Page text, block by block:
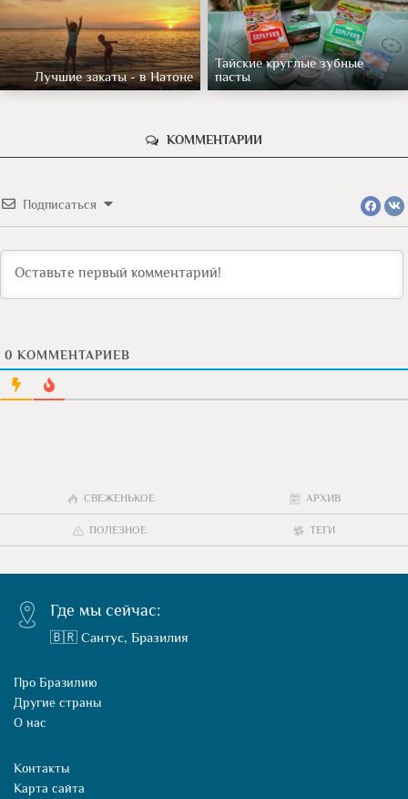
Лучшие закаты - в Натоне
Тайские круглые зубные
пасты
КОММЕНТАРИИ
Подписаться
0 КОММЕНТАРИЕВ
СВЕЖЕНЬКОЕ АРХИВ
ПОЛЕЗНОЕ ТЕГИ
Где мы сейчас:
🇧🇷 Сантус, Бразилия
Про Бразилию
Другие страны
О нас
Контакты
Карта сайта